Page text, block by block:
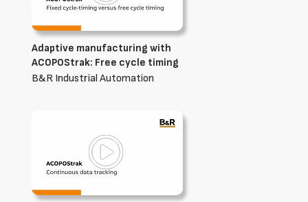
Adaptive manufacturing with
ACOPOStrak: Free cycle timing
B&R Industrial Automation